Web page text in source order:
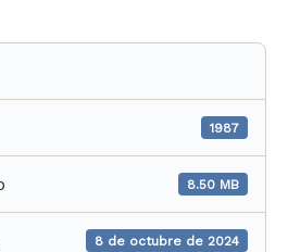
1987
8.50 MB
8 de octubre de 2024